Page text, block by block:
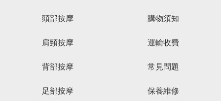
頭部按摩
肩頸按摩
背部按摩
足部按摩
購物須知
運輸收費
常見問題
保養維修